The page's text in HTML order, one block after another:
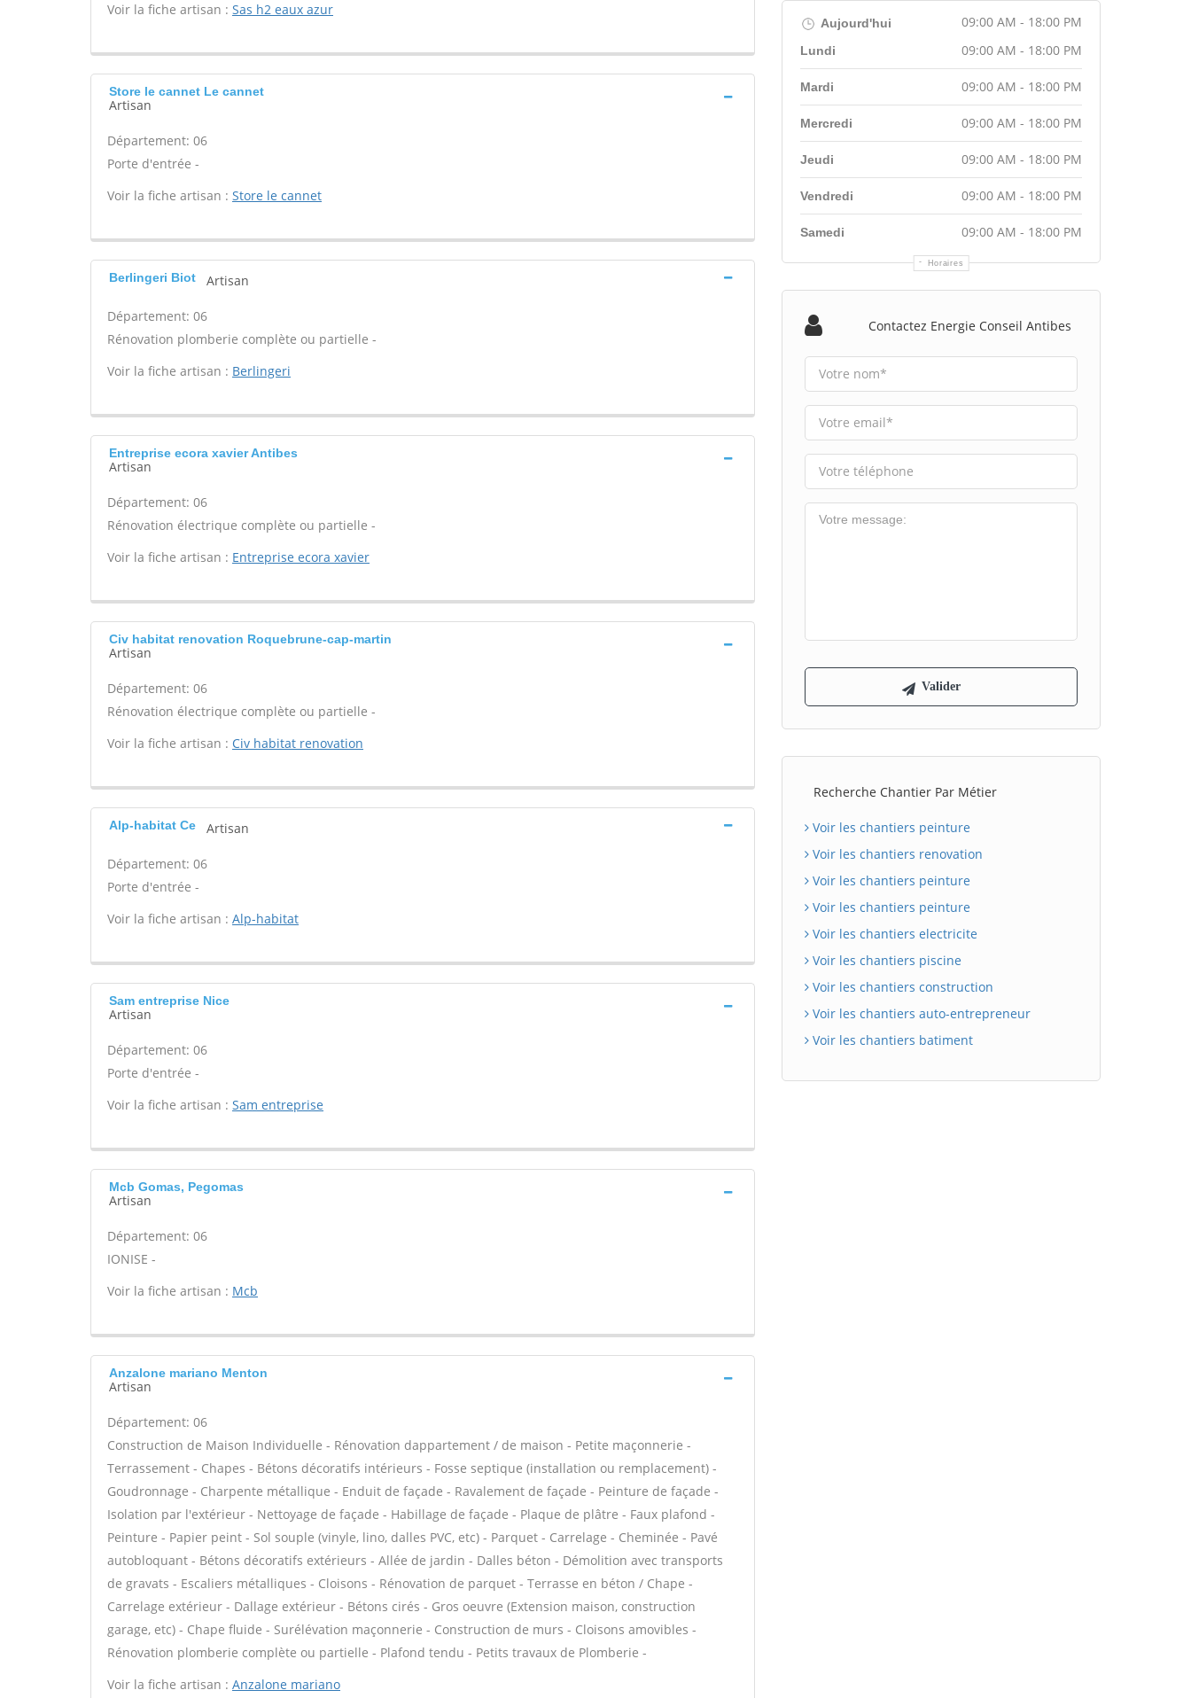
Voir la fiche artisan : Sas h2 eaux azur
Store le cannet Le cannet
Artisan
Département: 06
Porte d'entrée -
Voir la fiche artisan : Store le cannet
Berlingeri Biot Artisan
Département: 06
Rénovation plomberie complète ou partielle -
Voir la fiche artisan : Berlingeri
Entreprise ecora xavier Antibes
Artisan
Département: 06
Rénovation électrique complète ou partielle -
Voir la fiche artisan : Entreprise ecora xavier
Civ habitat renovation Roquebrune-cap-martin
Artisan
Département: 06
Rénovation électrique complète ou partielle -
Voir la fiche artisan : Civ habitat renovation
Alp-habitat Ce Artisan
Département: 06
Porte d'entrée -
Voir la fiche artisan : Alp-habitat
Sam entreprise Nice
Artisan
Département: 06
Porte d'entrée -
Voir la fiche artisan : Sam entreprise
Mcb Gomas, Pegomas
Artisan
Département: 06
IONISE -
Voir la fiche artisan : Mcb
Anzalone mariano Menton
Artisan
Département: 06
Construction de Maison Individuelle - Rénovation dappartement / de maison - Petite maçonnerie -
Terrassement - Chapes - Bétons décoratifs intérieurs - Fosse septique (installation ou remplacement) -
Goudronnage - Charpente métallique - Enduit de façade - Ravalement de façade - Peinture de façade -
Isolation par l'extérieur - Nettoyage de façade - Habillage de façade - Plaque de plâtre - Faux plafond -
Peinture - Papier peint - Sol souple (vinyle, lino, dalles PVC, etc) - Parquet - Carrelage - Cheminée - Pavé
autobloquant - Bétons décoratifs extérieurs - Allée de jardin - Dalles béton - Démolition avec transports
de gravats - Escaliers métalliques - Cloisons - Rénovation de parquet - Terrasse en béton / Chape -
Carrelage extérieur - Dallage extérieur - Bétons cirés - Gros oeuvre (Extension maison, construction
garage, etc) - Chape fluide - Surélévation maçonnerie - Construction de murs - Cloisons amovibles -
Rénovation plomberie complète ou partielle - Plafond tendu - Petits travaux de Plomberie -
Voir la fiche artisan : Anzalone mariano
Aujourd'hui 09:00 AM - 18:00 PM
Horaires
Lundi 09:00 AM - 18:00 PM
Mardi 09:00 AM - 18:00 PM
Mercredi 09:00 AM - 18:00 PM
Jeudi 09:00 AM - 18:00 PM
Vendredi 09:00 AM - 18:00 PM
Samedi 09:00 AM - 18:00 PM
Contactez Energie Conseil Antibes
Recherche Chantier Par Métier
Voir les chantiers peinture
Voir les chantiers renovation
Voir les chantiers peinture
Voir les chantiers peinture
Voir les chantiers electricite
Voir les chantiers piscine
Voir les chantiers construction
Voir les chantiers auto-entrepreneur
Voir les chantiers batiment